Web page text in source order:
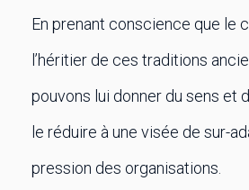
En prenant conscience que le
l’héritier de ces traditions
pouvons lui donner du sens et
le réduire à une visée de sur-
pression des organisations.